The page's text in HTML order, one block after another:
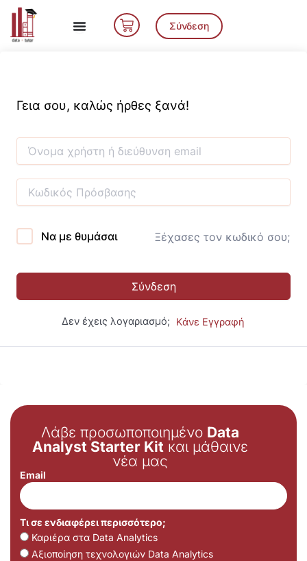
Μετάβαση
περιεχόμενο
Cart Σύνδεση
Γεια σου, καλώς ήρθες ξανά!
Να με θυμάσαι Ξέχασες τον κωδικό σου;
Σύνδεση
Δεν έχεις λογαριασμό; Κάνε Εγγραφή
Λάβε προσωποποιημένο Data
Analyst Starter Kit και μάθαινε
νέα μας
Email
Τι σε ενδιαφέρει περισσότερο;
Καριέρα στα Data Analytics
Αξιοποίηση τεχνολογιών Data Analytics